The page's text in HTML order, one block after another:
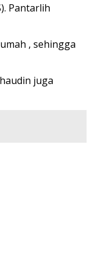
Pantarlih
, sehingga
juga